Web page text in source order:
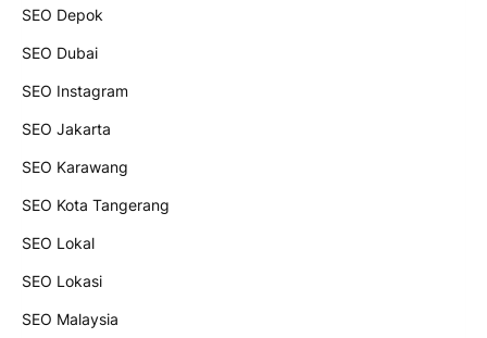
SEO Depok
SEO Dubai
SEO Instagram
SEO Jakarta
SEO Karawang
SEO Kota Tangerang
SEO Lokal
SEO Lokasi
SEO Malaysia